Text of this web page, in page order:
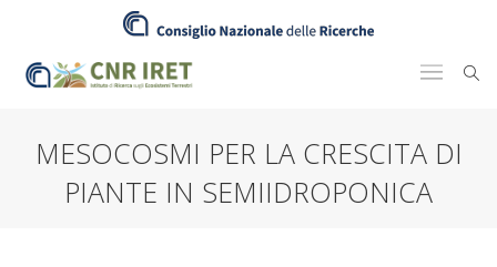
MESOCOSMI PER LA CRESCITA DI
PIANTE IN SEMIIDROPONICA